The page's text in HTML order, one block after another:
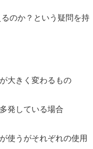
のか？という疑問を持
大きく変わるもの
発している場合
使うがそれぞれの使用